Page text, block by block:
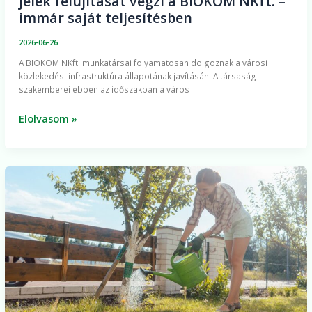
immár saját teljesítésben
2026-06-26
A BIOKOM NKft. munkatársai folyamatosan dolgoznak a városi
közlekedési infrastruktúra állapotának javításán. A társaság
szakemberei ebben az időszakban a város
Elolvasom »
Közösségi
faöntözési
akció
Pécsen